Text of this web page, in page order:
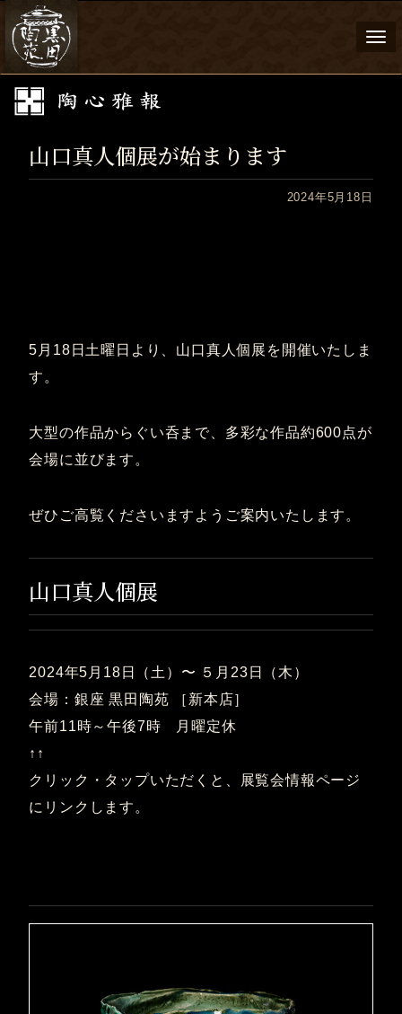
山口真人個展が始まります
2024年5月18日
5月18日土曜日より、山口真人個展を開催いたしま
す。
大型の作品からぐい呑まで、多彩な作品約600点が
会場に並びます。
ぜひご高覧くださいますようご案内いたします。
山口真人個展
2024年5月18日（土）〜 ５月23日（木）
会場：銀座 黒田陶苑 ［新本店］
午前11時～午後7時 月曜定休
↑↑
クリック・タップいただくと、展覧会情報ページ
にリンクします。